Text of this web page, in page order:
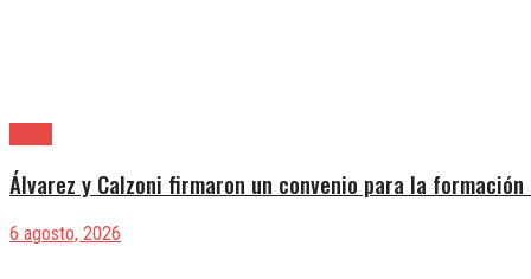
Álvarez y Calzoni firmaron un convenio para la
6 agosto, 2026